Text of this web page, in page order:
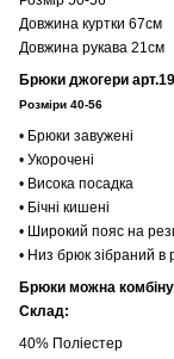
Довжина куртки 67см
Довжина рукава 21см
Брюки джогери
Розміри 40-56
• Брюки завужені
• Укорочені
• Висока посадка
• Бічні кишені
• Широкий пояс на
• Низ брюк зібраний в
Брюки можна
Склад:
40% Поліестер